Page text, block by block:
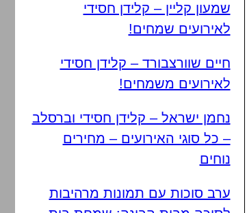
שמעון קליין – קלידן חסידי
לאירועים שמחים!
חיים שוורצבורד – קלידן חסידי
לאירועים משמחים!
נחמן ישראל – קלידן חסידי וברסלב
– כל סוגי האירועים – מחירים
נוחים
ערב סוכות עם תמונות מרהיבות